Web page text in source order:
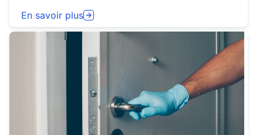
En savoir plus